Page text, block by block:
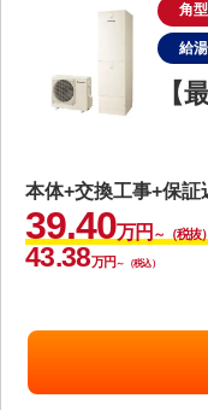
角
給
【
本体+交換工事+保証
39.40万円 ～（税抜）
43.38万円 ～（税込）